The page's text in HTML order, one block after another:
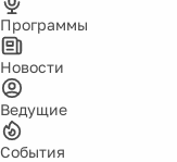
Программы
Новости
Ведущие
События